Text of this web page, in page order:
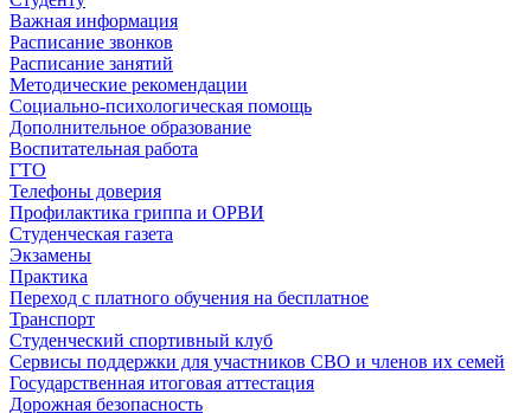
Важная информация
Расписание звонков
Расписание занятий
Методические рекомендации
Социально-психологическая помощь
Дополнительное образование
Воспитательная работа
ГТО
Телефоны доверия
Профилактика гриппа и ОРВИ
Cтуденческая газета
Экзамены
Практика
Переход с платного обучения на бесплатное
Транспорт
Студенческий спортивный клуб
Сервисы поддержки для участников СВО и членов их семей
Государственная итоговая аттестация
Дорожная безопасность